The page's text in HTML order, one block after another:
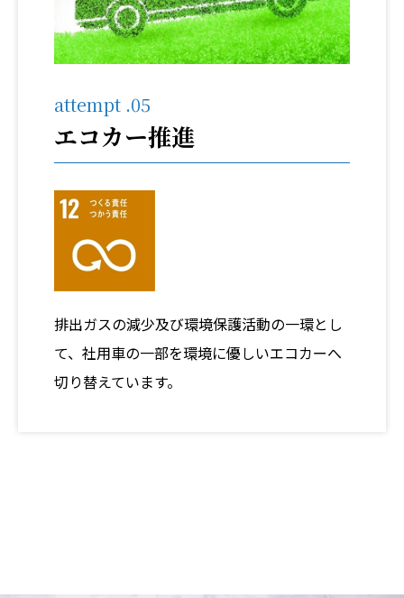
attempt .05
エコカー推進
排出ガスの減少及び環境保護活動の一環とし
て、社用車の一部を環境に優しいエコカーへ
切り替えています。